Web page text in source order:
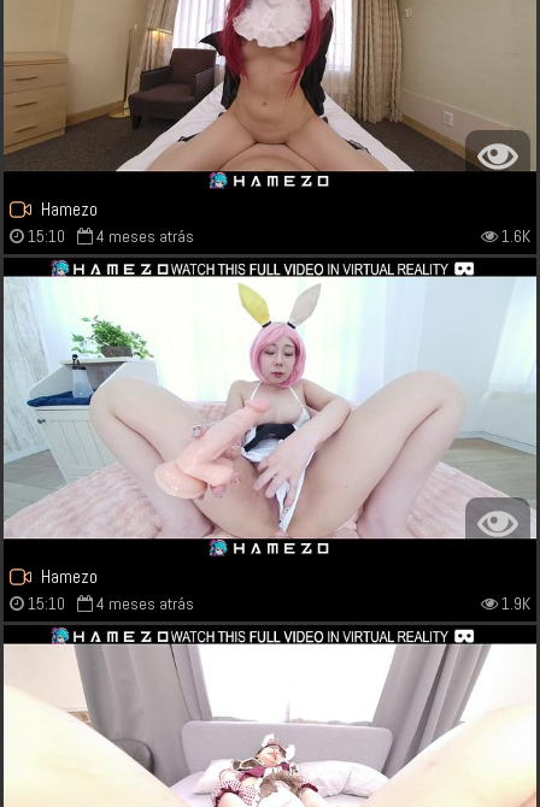
Hamezo
15:10 4 meses atrás 1.6K
Hamezo
15:10 4 meses atrás 1.9K